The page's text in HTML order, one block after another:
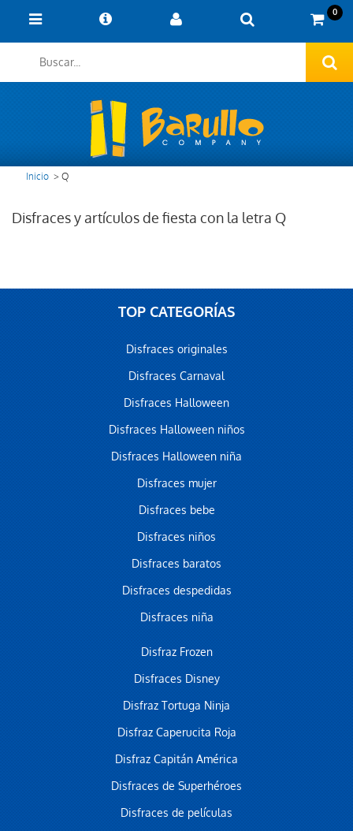
0
Inicio >Q
Disfraces y artículos de fiesta con la letra Q
TOP CATEGORÍAS
Disfraces originales
Disfraces Carnaval
Disfraces Halloween
Disfraces Halloween niños
Disfraces Halloween niña
Disfraces mujer
Disfraces bebe
Disfraces niños
Disfraces baratos
Disfraces despedidas
Disfraces niña
Disfraz Frozen
Disfraces Disney
Disfraz Tortuga Ninja
Disfraz Caperucita Roja
Disfraz Capitán América
Disfraces de Superhéroes
Disfraces de películas